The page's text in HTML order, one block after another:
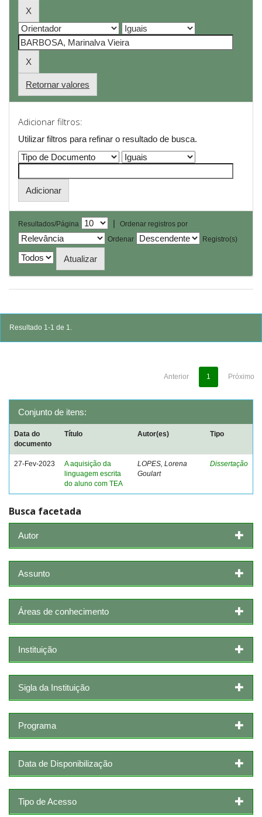
Retornar valores
Adicionar filtros:
Utilizar filtros para refinar o resultado de busca.
Resultados/Página |
Ordenar registros por
Ordenar
Registro(s)
Resultado 1-1 de 1.
Anterior 1 Próximo
Conjunto de itens:
Data do
documento
Título Autor(es) Tipo
27-Fev-2023
A aquisição da
linguagem escrita
do aluno com TEA
LOPES, Lorena
Goulart
Dissertação
Busca facetada
Autor
Assunto
Áreas de conhecimento
Instituição
Sigla da Instituição
Programa
Data de Disponibilização
Tipo de Acesso